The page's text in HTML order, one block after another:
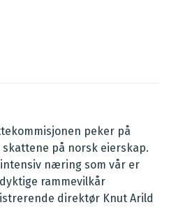
peker på
på norsk eierskap.
næring som vår er
rammevilkår
direktør Knut Arild